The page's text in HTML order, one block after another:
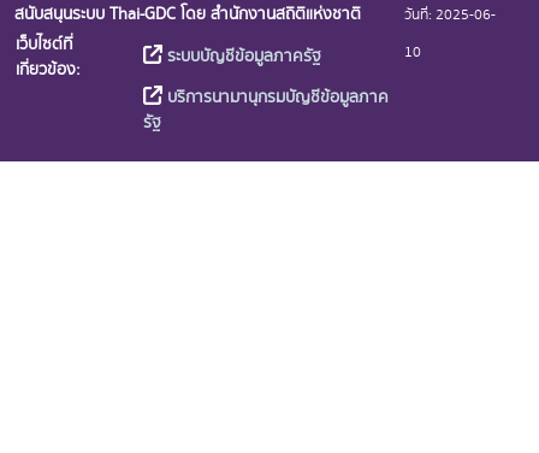
สนับสนุนระบบ Thai-GDC โดย สำนักงานสถิติแห่งชาติ
เว็บไซต์ที่
เกี่ยวข้อง:
ระบบบัญชีข้อมูลภาครัฐ
บริการนามานุกรมบัญชีข้อมูลภาค
รัฐ
วันที่: 2025-06-
10